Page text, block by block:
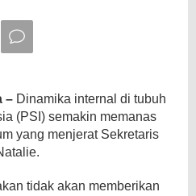
– ​Dinamika internal di tubuh
(PSI) semakin memanas
yang menjerat Sekretaris
tidak akan memberikan